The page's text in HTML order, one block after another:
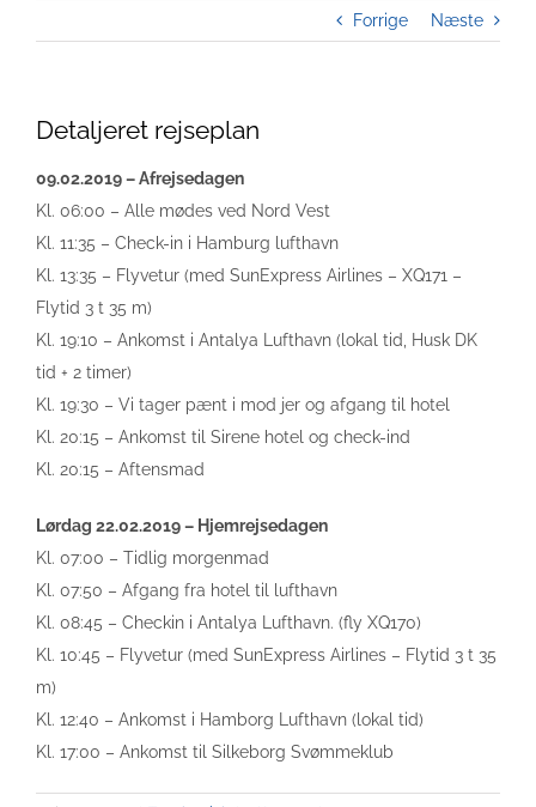
Forrige Næste
Detaljeret rejseplan
09.02.2019 – Afrejsedagen
Kl. 06:00 – Alle mødes ved Nord Vest
Kl. 11:35 – Check-in i Hamburg lufthavn
Kl. 13:35 – Flyvetur (med SunExpress Airlines – XQ171 –
Flytid 3 t 35 m)
Kl. 19:10 – Ankomst i Antalya Lufthavn (lokal tid, Husk DK
tid + 2 timer)
Kl. 19:30 – Vi tager pænt i mod jer og afgang til hotel
Kl. 20:15 – Ankomst til Sirene hotel og check-ind
Kl. 20:15 – Aftensmad
Lørdag 22.02.2019 – Hjemrejsedagen
Kl. 07:00 – Tidlig morgenmad
Kl. 07:50 – Afgang fra hotel til lufthavn
Kl. 08:45 – Checkin i Antalya Lufthavn. (fly XQ170)
Kl. 10:45 – Flyvetur (med SunExpress Airlines – Flytid 3 t 35
m)
Kl. 12:40 – Ankomst i Hamborg Lufthavn (lokal tid)
Kl. 17:00 – Ankomst til Silkeborg Svømmeklub